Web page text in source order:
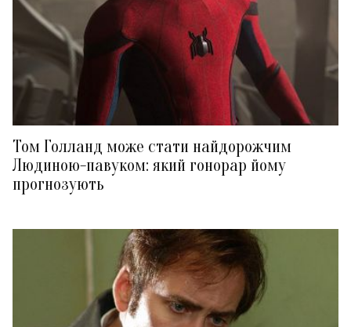
Том Голланд може стати найдорожчим
Людиною-павуком: який гонорар йому
прогнозують